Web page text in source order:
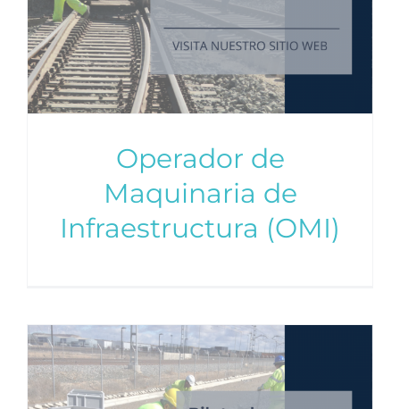
Operador de
Maquinaria de
Infraestructura (OMI)